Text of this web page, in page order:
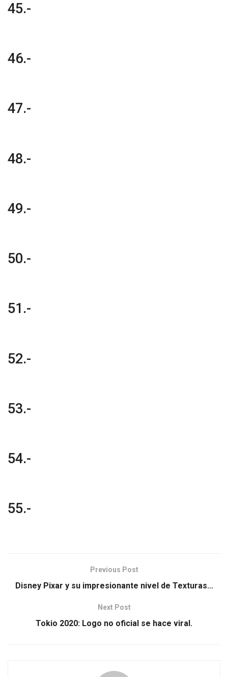
45.-
46.-
47.-
48.-
49.-
50.-
51.-
52.-
53.-
54.-
55.-
Previous Post
Disney Pixar y su impresionante nivel de Texturas...
Next Post
Tokio 2020: Logo no oficial se hace viral.